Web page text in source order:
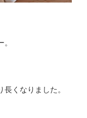
くなりました。